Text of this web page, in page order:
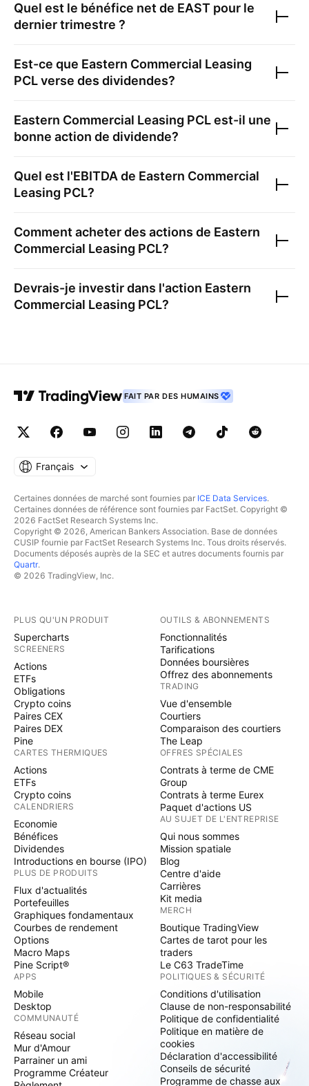
Quel est le bénéfice net de EAST pour le
dernier trimestre ?
Est-ce que Eastern Commercial Leasing
PCLverse des dividendes?
Eastern Commercial Leasing PCLest-il une
bonne action de dividende?
Quel est l'EBITDA de Eastern Commercial
Leasing PCL?
Comment acheter des actions de Eastern
Commercial Leasing PCL?
Devrais-je investir dans l'action Eastern
Commercial Leasing PCL?
FAIT PAR DES HUMAINS
Français
Certaines données de marché sont fournies par ICE Data Services.
Certaines données de référence sont fournies par FactSet. Copyright ©
2026 FactSet Research Systems Inc.
Copyright © 2026, American Bankers Association. Base de données
CUSIP fournie par FactSet Research Systems Inc. Tous droits réservés.
Documents déposés auprès de la SEC et autres documents fournis par
Quartr.
© 2026 TradingView, Inc.
PLUS QU'UN PRODUIT
Supercharts
SCREENERS
Actions
ETFs
Obligations
Crypto coins
Paires CEX
Paires DEX
Pine
CARTES THERMIQUES
Actions
ETFs
Crypto coins
CALENDRIERS
Economie
Bénéfices
Dividendes
Introductions en bourse (IPO)
PLUS DE PRODUITS
Flux d'actualités
Portefeuilles
Graphiques fondamentaux
Courbes de rendement
Options
Macro Maps
Pine Script®
APPS
Mobile
Desktop
COMMUNAUTÉ
Réseau social
Mur d'Amour
Parrainer un ami
Programme Créateur
OUTILS & ABONNEMENTS
Fonctionnalités
Tarifications
Données boursières
Offrez des abonnements
TRADING
Vue d'ensemble
Courtiers
Comparaison des courtiers
The Leap
OFFRES SPÉCIALES
Contrats à terme de CME
Group
Contrats à terme Eurex
Paquet d'actions US
AU SUJET DE L'ENTREPRISE
Qui nous sommes
Mission spatiale
Blog
Centre d'aide
Carrières
Kit media
MERCH
Boutique TradingView
Cartes de tarot pour les
traders
Le C63 TradeTime
POLITIQUES & SÉCURITÉ
Conditions d'utilisation
Clause de non-responsabilité
Politique de confidentialité
Politique en matière de
cookies
Déclaration d'accessibilité
Conseils de sécurité
Programme de chasse aux